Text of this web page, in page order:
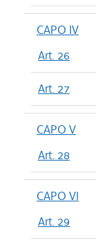
CAPO IV
Art. 26
Art. 27
CAPO V
Art. 28
CAPO VI
Art. 29